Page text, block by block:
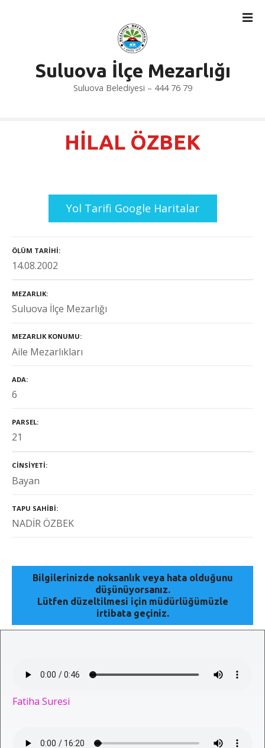
Suluova İlçe Mezarlığı
Suluova Belediyesi – 444 76 79
HİLAL ÖZBEK
Yol Tarifi Google Haritalar
ÖLÜM TARIHI
14.08.2002
MEZARLIK
Suluova İlçe Mezarlığı
MEZARLIK KONUMU
Aile Mezarlıkları
ADA
6
PARSEL
21
CINSIYETI
Bayan
TAPU SAHIBI
NADİR ÖZBEK
Bilgilerinizde noksanlık veya hata olduğunu
düşünüyorsanız.
Lütfen düzeltilmesi için müdürlüğümüzle
irtibata geçiniz.
Fatiha Suresi